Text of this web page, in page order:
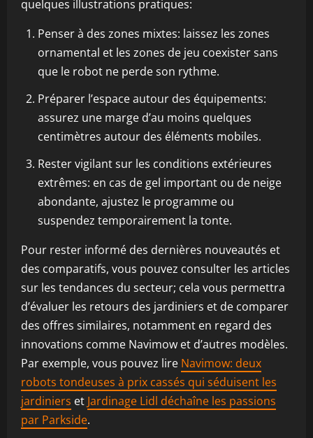
quelques illustrations pratiques:
Penser à des zones mixtes: laissez les zones
ornamental et les zones de jeu coexister sans
que le robot ne perde son rythme.
Préparer l’espace autour des équipements:
assurez une marge d’au moins quelques
centimètres autour des éléments mobiles.
Rester vigilant sur les conditions extérieures
extrêmes: en cas de gel important ou de neige
abondante, ajustez le programme ou
suspendez temporairement la tonte.
Pour rester informé des dernières nouveautés et
des comparatifs, vous pouvez consulter les articles
sur les tendances du secteur; cela vous permettra
d’évaluer les retours des jardiniers et de comparer
des offres similaires, notamment en regard des
innovations comme Navimow et d’autres modèles.
Par exemple, vous pouvez lire Navimow: deux
robots tondeuses à prix cassés qui séduisent les
jardiniers et Jardinage Lidl déchaîne les passions
par Parkside.